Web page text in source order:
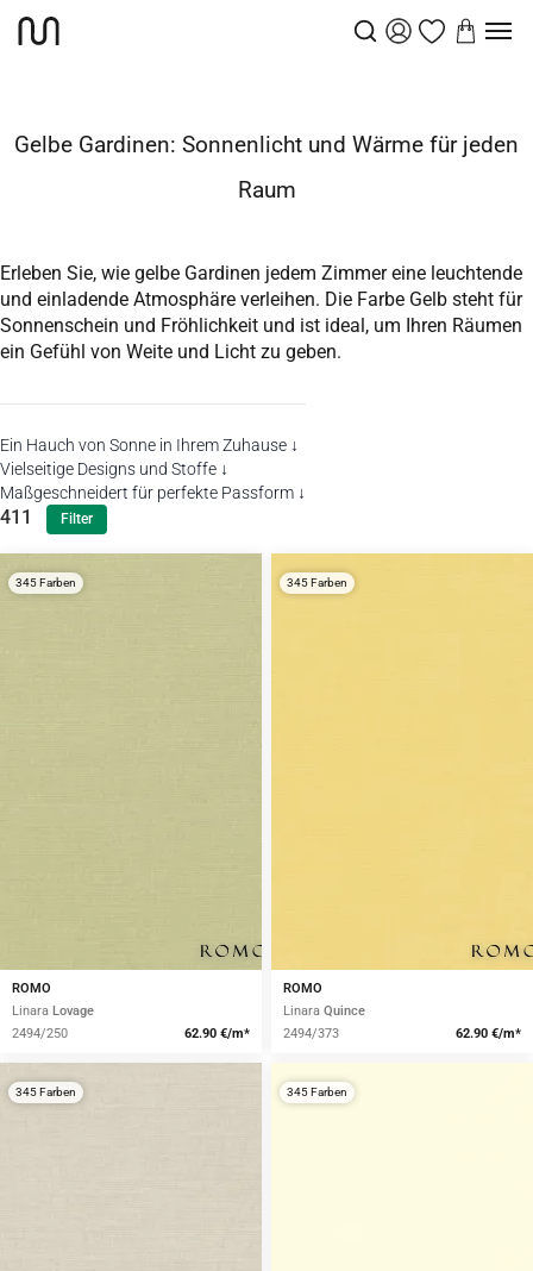
Startseite
Gardinen
Gelbe Gardinen: Sonnenlicht und Wärme für jeden
Raum
Erleben Sie, wie gelbe Gardinen jedem Zimmer eine leuchtende
und einladende Atmosphäre verleihen. Die Farbe Gelb steht für
Sonnenschein und Fröhlichkeit und ist ideal, um Ihren Räumen
ein Gefühl von Weite und Licht zu geben.
Ein Hauch von Sonne in Ihrem Zuhause ↓
Vielseitige Designs und Stoffe ↓
Maßgeschneidert für perfekte Passform ↓
411 Filter
ROMO
Linara Lovage
2494/250
62.90 €/m*
345 Farben
ROMO
Linara Quince
2494/373
62.90 €/m*
345 Farben
345 Farben 345 Farben